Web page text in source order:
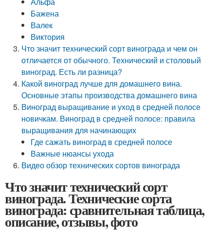
Бажена
Валек
Виктория
Что значит технический сорт винограда и чем он
отличается от обычного. Технический и столовый
виноград. Есть ли разница?
Какой виноград лучше для домашнего вина.
Основные этапы производства домашнего вина
Виноград выращивание и уход в средней полосе
новичкам. Виноград в средней полосе: правила
выращивания для начинающих
Где сажать виноград в средней полосе
Важные нюансы ухода
Видео обзор технических сортов винограда
Что значит технический сорт
винограда. Технические сорта
винограда: сравнительная таблица,
описание, отзывы, фото